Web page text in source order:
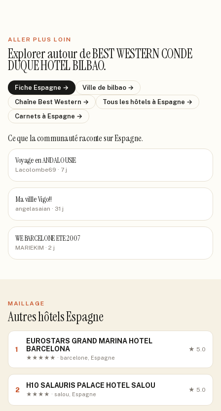
ALLER PLUS LOIN
Explorer autour deBEST WESTERN CONDE
DUQUE HOTEL BILBAO.
Fiche Espagne → Ville de bilbao →
Chaîne Best Western → Tous les hôtels à Espagne →
Carnets à Espagne →
Ce que la communauté racontesur Espagne.
Voyage en ANDALOUSIE
Lacolombe69 · 7 j
Ma villle Vigo!!
angelasaian · 31 j
WE BARCELONE ETE 2007
MARIEKIM · 2 j
MAILLAGE
Autres hôtels Espagne
1
EUROSTARS GRAND MARINA HOTEL
BARCELONA
★★★★★ · barcelone, Espagne
★ 5.0
2
H10 SALAURIS PALACE HOTEL SALOU
★★★★ · salou, Espagne
★ 5.0